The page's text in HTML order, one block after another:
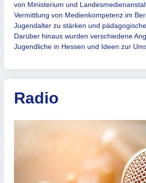
von Ministerium und
Vermittlung von Medienkompetenz im
Jugend­alter zu stärken und
Darüber hinaus wurden verschiedene
Jugendliche in Hessen und Ideen zur
Radio